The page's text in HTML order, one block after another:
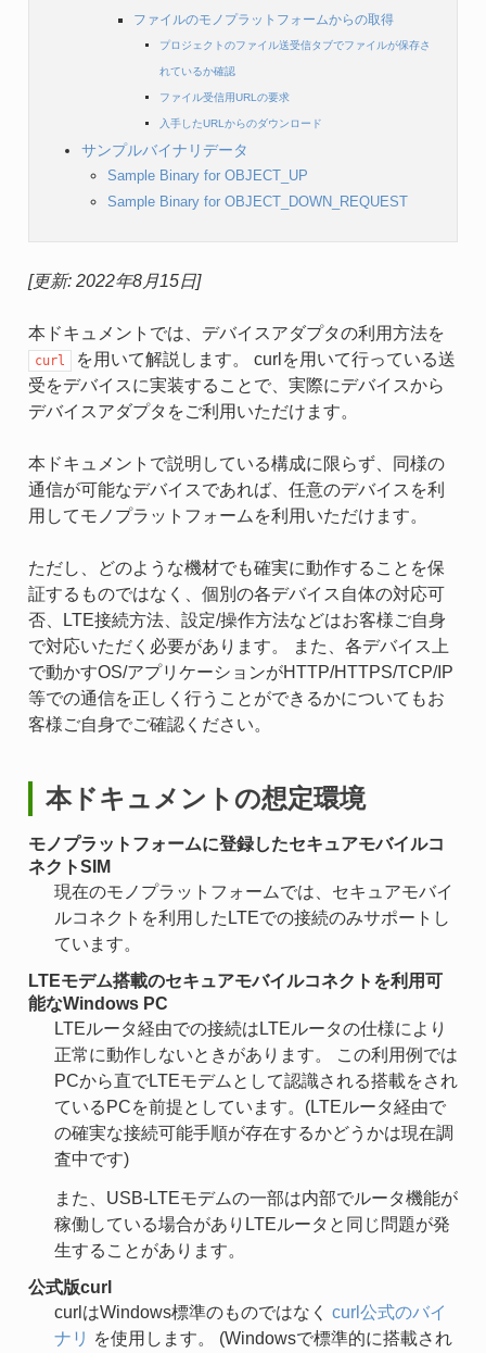
ファイルのモノプラットフォームからの取得
プロジェクトのファイル送受信タブでファイルが保存さ
れているか確認
ファイル受信用URLの要求
入手したURLからのダウンロード
サンプルバイナリデータ
Sample Binary for OBJECT_UP
Sample Binary for OBJECT_DOWN_REQUEST
[更新: 2022年8月15日]
本ドキュメントでは、デバイスアダプタの利用方法を
curl
を用いて解説します。 curlを用いて行っている送
受をデバイスに実装することで、実際にデバイスから
デバイスアダプタをご利用いただけます。
本ドキュメントで説明している構成に限らず、同様の
通信が可能なデバイスであれば、任意のデバイスを利
用してモノプラットフォームを利用いただけます。
ただし、どのような機材でも確実に動作することを保
証するものではなく、個別の各デバイス自体の対応可
否、LTE接続方法、設定/操作方法などはお客様ご自身
で対応いただく必要があります。 また、各デバイス上
で動かすOS/アプリケーションがHTTP/HTTPS/TCP/IP
等での通信を正しく行うことができるかについてもお
客様ご自身でご確認ください。
本ドキュメントの想定環境
モノプラットフォームに登録したセキュアモバイルコ
ネクトSIM
現在のモノプラットフォームでは、セキュアモバイ
ルコネクトを利用したLTEでの接続のみサポートし
ています。
LTEモデム搭載のセキュアモバイルコネクトを利用可
能なWindows PC
LTEルータ経由での接続はLTEルータの仕様により
正常に動作しないときがあります。 この利用例では
PCから直でLTEモデムとして認識される搭載をされ
ているPCを前提としています。(LTEルータ経由で
の確実な接続可能手順が存在するかどうかは現在調
査中です)
また、USB-LTEモデムの一部は内部でルータ機能が
稼働している場合がありLTEルータと同じ問題が発
生することがあります。
公式版curl
curlはWindows標準のものではなく curl公式のバイ
ナリ を使用します。 (Windowsで標準的に搭載され